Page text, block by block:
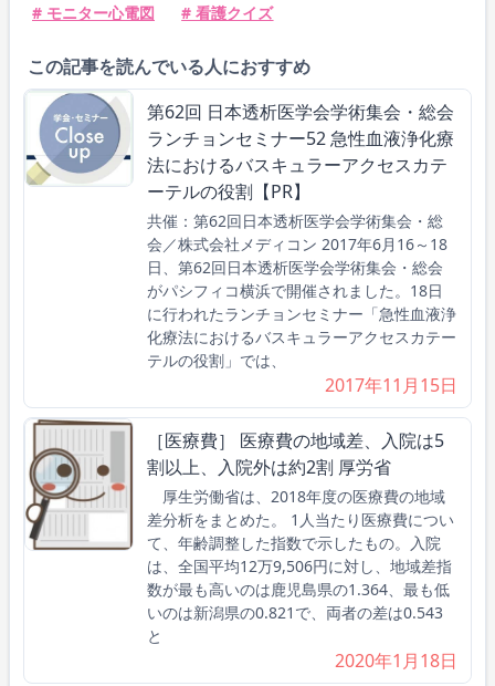
# モニター心電図 # 看護クイズ
この記事を読んでいる人におすすめ
第62回 日本透析医学会学術集会・総会
ランチョンセミナー52 急性血液浄化療
法におけるバスキュラーアクセスカテ
ーテルの役割【PR】
共催：第62回日本透析医学会学術集会・総
会／株式会社メディコン 2017年6月16～18
日、第62回日本透析医学会学術集会・総会
がパシフィコ横浜で開催されました。18日
に行われたランチョンセミナー「急性血液浄
化療法におけるバスキュラーアクセスカテー
テルの役割」では、
2017年11月15日
［医療費］ 医療費の地域差、入院は5
割以上、入院外は約2割 厚労省
厚生労働省は、2018年度の医療費の地域
差分析をまとめた。 1人当たり医療費につい
て、年齢調整した指数で示したもの。入院
は、全国平均12万9,506円に対し、地域差指
数が最も高いのは鹿児島県の1.364、最も低
いのは新潟県の0.821で、両者の差は0.543
と
2020年1月18日